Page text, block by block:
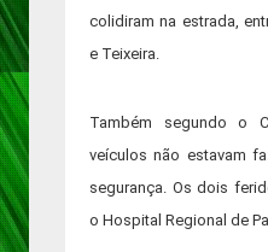
colidiram na estrada,
e Teixeira.
Também segundo o
veículos não estavam
segurança. Os dois
o Hospital Regional de